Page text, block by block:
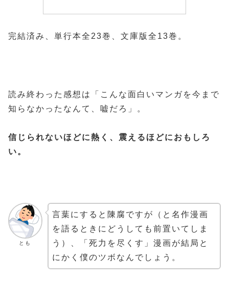
完結済み、単行本全23巻、文庫版全13巻。
読み終わった感想は「こんな面白いマンガを今まで
知らなかったなんて、嘘だろ」。
信じられないほどに熱く、震えるほどにおもしろ
い。
とも
言葉にすると陳腐ですが（と名作漫画
を語るときにどうしても前置いてしま
う）、「死力を尽くす」漫画が結局と
にかく僕のツボなんでしょう。